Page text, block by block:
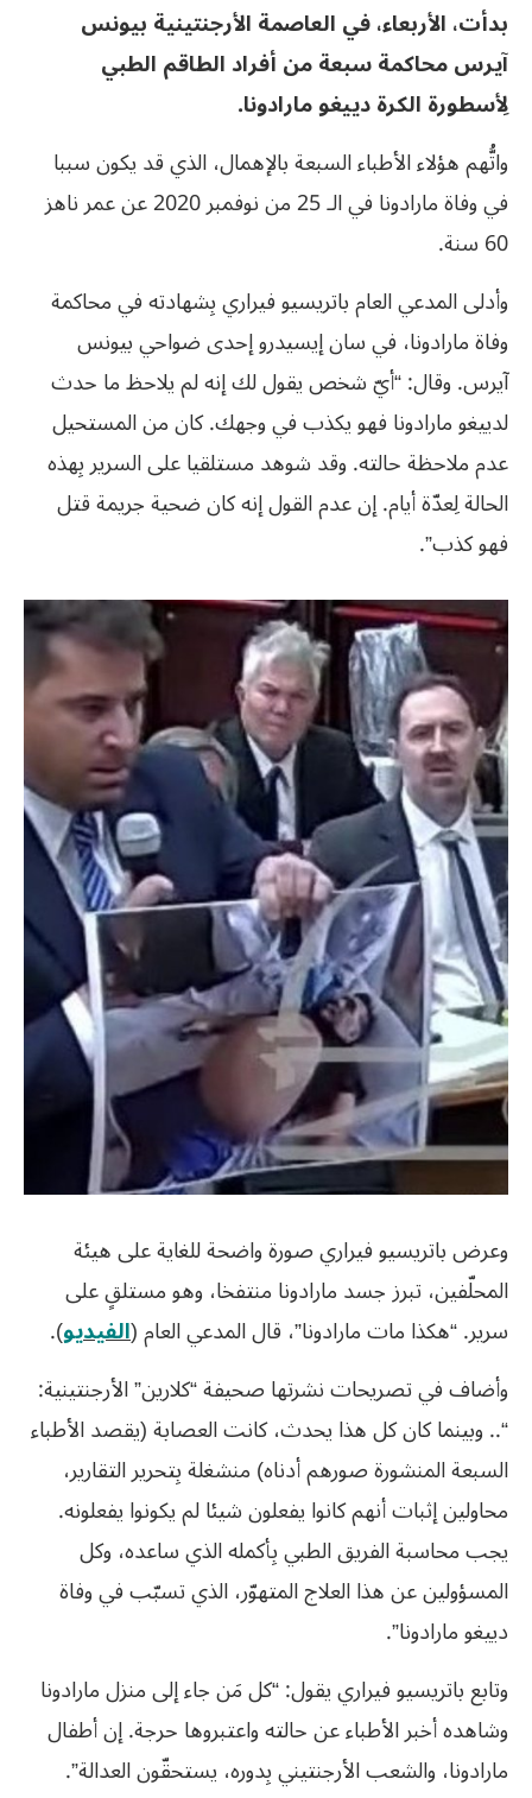
بدأت، الأربعاء، في العاصمة الأرجنتينية بيونس
آيرس محاكمة سبعة من أفراد الطاقم الطبي
لِأسطورة الكرة دييغو مارادونا.
واتُّهم هؤلاء الأطباء السبعة بالإهمال، الذي قد يكون سببا
في وفاة مارادونا في الـ 25 من نوفمبر 2020 عن عمر ناهز
60 سنة.
وأدلى المدعي العام باتريسيو فيراري بِشهادته في محاكمة
وفاة مارادونا، في سان إيسيدرو إحدى ضواحي بيونس
آيرس. وقال: “أيّ شخص يقول لك إنه لم يلاحظ ما حدث
لدييغو مارادونا فهو يكذب في وجهك. كان من المستحيل
عدم ملاحظة حالته. وقد شوهد مستلقيا على السرير بِهذه
الحالة لِعدّة أيام. إن عدم القول إنه كان ضحية جريمة قتل
فهو كذب”.
وعرض باتريسيو فيراري صورة واضحة للغاية على هيئة
المحلّفين، تبرز جسد مارادونا منتفخا، وهو مستلقٍ على
سرير. “هكذا مات مارادونا”، قال المدعي العام (الفيديو).
وأضاف في تصريحات نشرتها صحيفة “كلارين” الأرجنتينية:
“.. وبينما كان كل هذا يحدث، كانت العصابة (يقصد الأطباء
السبعة المنشورة صورهم أدناه) منشغلة بِتحرير التقارير،
محاولين إثبات أنهم كانوا يفعلون شيئا لم يكونوا يفعلونه.
يجب محاسبة الفريق الطبي بِأكمله الذي ساعده، وكل
المسؤولين عن هذا العلاج المتهوّر، الذي تسبّب في وفاة
دييغو مارادونا”.
وتابع باتريسيو فيراري يقول: “كل مَن جاء إلى منزل مارادونا
وشاهده أخبر الأطباء عن حالته واعتبروها حرجة. إن أطفال
مارادونا، والشعب الأرجنتيني بِدوره، يستحقّون العدالة”.